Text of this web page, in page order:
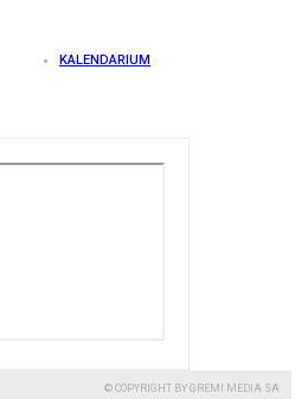
KALENDARIUM
© COPYRIGHT BY GREMI MEDIA SA